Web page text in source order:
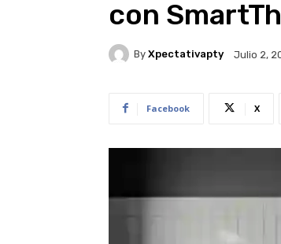
con
By Xpectativapty Julio 2,
Facebook X